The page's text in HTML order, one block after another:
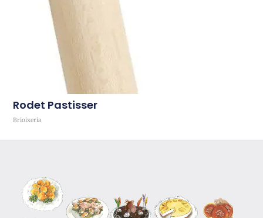
Rodet Pastisser
Brioixeria